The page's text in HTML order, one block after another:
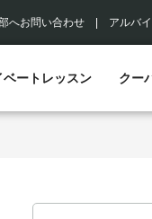
へお問い合わせ アルバ
ベートレッスン クー